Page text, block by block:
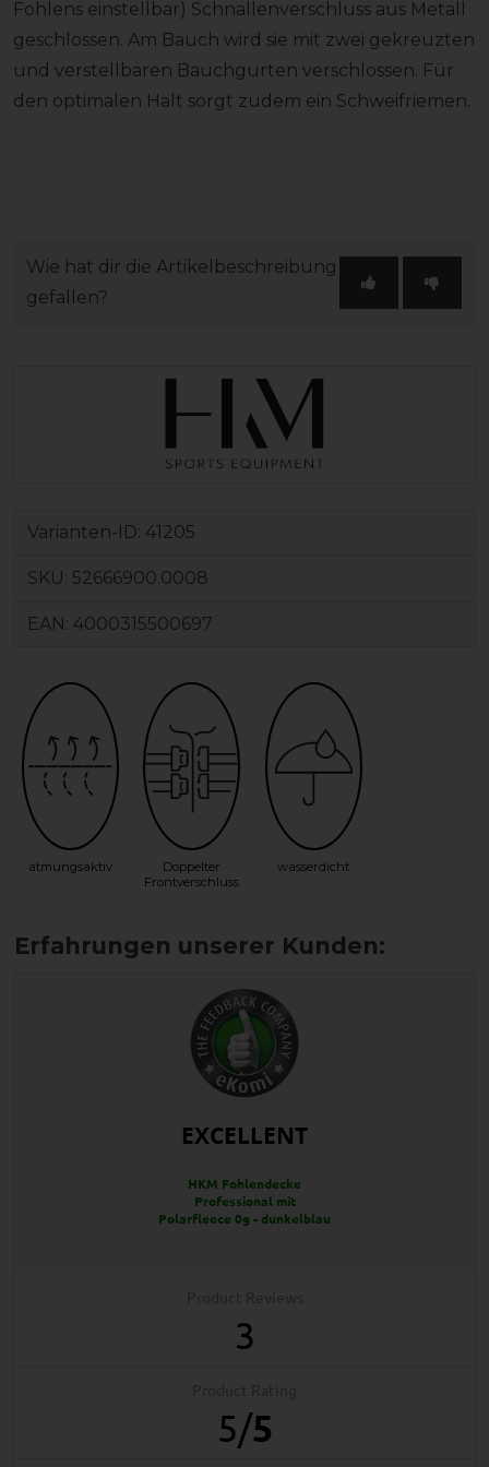
Fohlens einstellbar) Schnallenverschluss aus Metall
geschlossen. Am Bauch wird sie mit zwei gekreuzten
und verstellbaren Bauchgurten verschlossen. Für
den optimalen Halt sorgt zudem ein Schweifriemen.
Wie hat dir die Artikelbeschreibung
gefallen?
Varianten-ID: 41205
SKU: 52666900.0008
EAN: 4000315500697
atmungsaktiv
Doppelter
Frontverschluss
wasserdicht
EXCELLENT
HKM Fohlendecke
Professional mit
Polarfleece 0g - dunkelblau
3
5/5